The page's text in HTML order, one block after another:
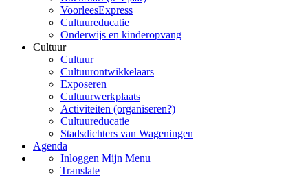
VoorleesExpress
Cultuureducatie
Onderwijs en kinderopvang
Cultuur
Cultuur
Cultuurontwikkelaars
Exposeren
Cultuurwerkplaats
Activiteiten (organiseren?)
Cultuureducatie
Stadsdichters van Wageningen
Agenda
Inloggen Mijn Menu
Translate